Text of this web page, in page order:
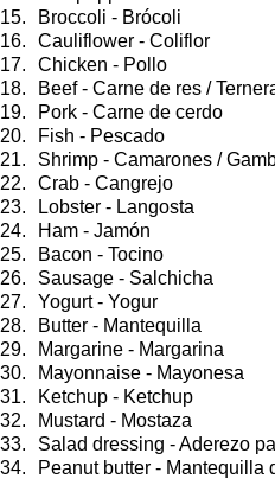
Broccoli - Brócoli
Cauliflower - Coliflor
Chicken - Pollo
Beef - Carne de res /
Pork - Carne de cerdo
Fish - Pescado
Shrimp - Camarones /
Crab - Cangrejo
Lobster - Langosta
Ham - Jamón
Bacon - Tocino
Sausage - Salchicha
Yogurt - Yogur
Butter - Mantequilla
Margarine - Margarina
Mayonnaise - Mayonesa
Ketchup - Ketchup
Mustard - Mostaza
Salad dressing - Aderezo
Peanut butter - Mantequilla